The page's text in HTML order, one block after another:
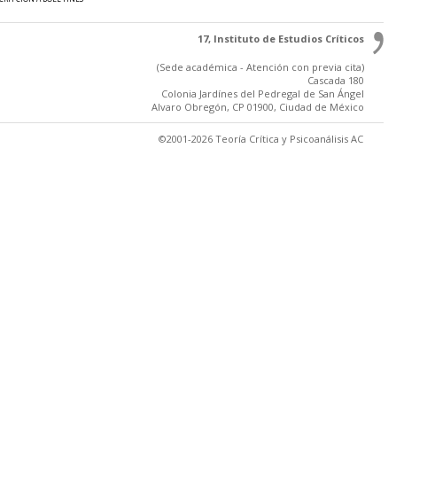
17, Instituto de Estudios Críticos
(Sede académica - Atención con previa cita)
Cascada 180
Colonia Jardínes del Pedregal de San Ángel
Alvaro Obregón, CP 01900, Ciudad de México
©2001-2026 Teoría Crítica y Psicoanálisis AC